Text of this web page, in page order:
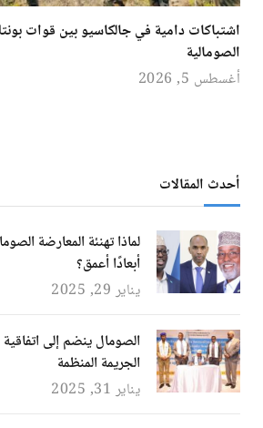
اشتباكات دامية في جالكاسيو بين قوات
الصومالية
أغسطس 5, 2026
أحدث المقالات
لماذا تهنئة المعارضة
أبعادًا أعمق؟
يناير 29, 2025
الصومال ينضم إلى
الجريمة المنظمة
يناير 31, 2025